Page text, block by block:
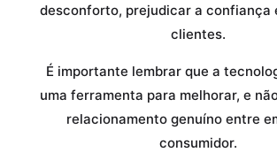
desconforto, prejudicar a confiança
clientes.
É importante lembrar que a
uma ferramenta para melhorar, e
relacionamento genuíno entre
consumidor.